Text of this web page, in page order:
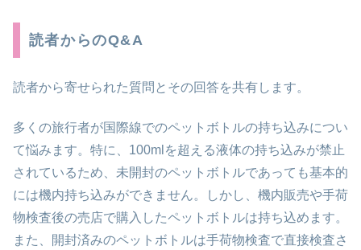
読者からのQ&A
読者から寄せられた質問とその回答を共有します。
多くの旅行者が国際線でのペットボトルの持ち込みについ
て悩みます。特に、100mlを超える液体の持ち込みが禁止
されているため、未開封のペットボトルであっても基本的
には機内持ち込みができません。しかし、機内販売や手荷
物検査後の売店で購入したペットボトルは持ち込めます。
また、開封済みのペットボトルは手荷物検査で直接検査さ